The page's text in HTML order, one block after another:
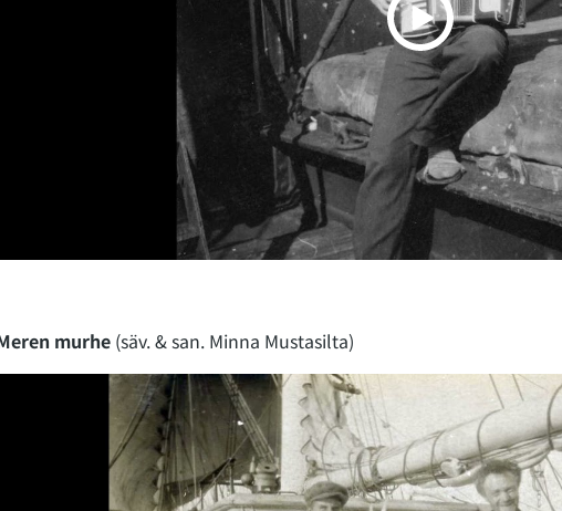
murhe (säv. & san. Minna Mustasilta)